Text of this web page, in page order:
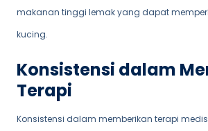
makanan tinggi lemak yang dapat
kucing.
Konsistensi dalam
Terapi
Konsistensi dalam memberikan terapi